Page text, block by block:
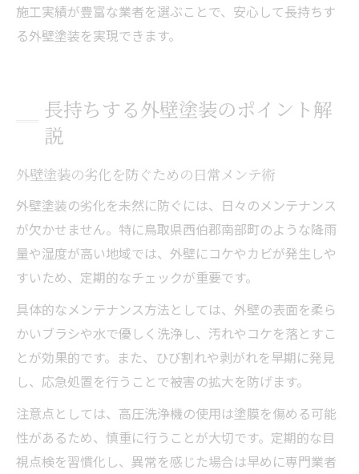
施工実績が豊富な業者を選ぶことで、安心して長持ちす
る外壁塗装を実現できます。
長持ちする外壁塗装のポイント解
説
外壁塗装の劣化を防ぐための日常メンテ術
外壁塗装の劣化を未然に防ぐには、日々のメンテナンス
が欠かせません。特に鳥取県西伯郡南部町のような降雨
量や湿度が高い地域では、外壁にコケやカビが発生しや
すいため、定期的なチェックが重要です。
具体的なメンテナンス方法としては、外壁の表面を柔ら
かいブラシや水で優しく洗浄し、汚れやコケを落とすこ
とが効果的です。また、ひび割れや剥がれを早期に発見
し、応急処置を行うことで被害の拡大を防げます。
注意点としては、高圧洗浄機の使用は塗膜を傷める可能
性があるため、慎重に行うことが大切です。定期的な目
視点検を習慣化し、異常を感じた場合は早めに専門業者